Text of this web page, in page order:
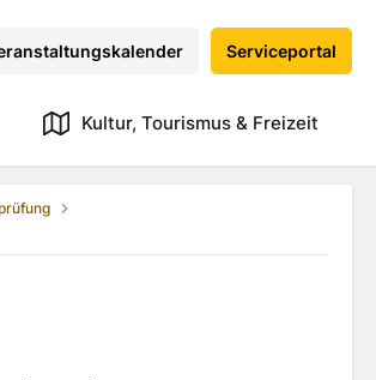
Serviceportal
Kultur, Tourismus & Freizeit